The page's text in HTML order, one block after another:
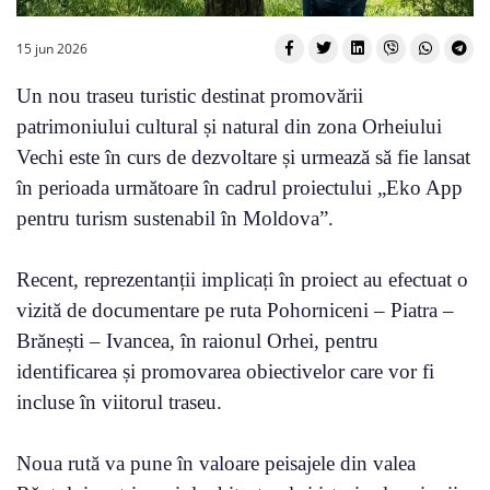
15 jun 2026
Un nou traseu turistic destinat promovării
patrimoniului cultural și natural din zona Orheiului
Vechi este în curs de dezvoltare și urmează să fie lansat
în perioada următoare în cadrul proiectului „Eko App
pentru turism sustenabil în Moldova”.
Recent, reprezentanții implicați în proiect au efectuat o
vizită de documentare pe ruta Pohorniceni – Piatra –
Brănești – Ivancea, în raionul Orhei, pentru
identificarea și promovarea obiectivelor care vor fi
incluse în viitorul traseu.
Noua rută va pune în valoare peisajele din valea